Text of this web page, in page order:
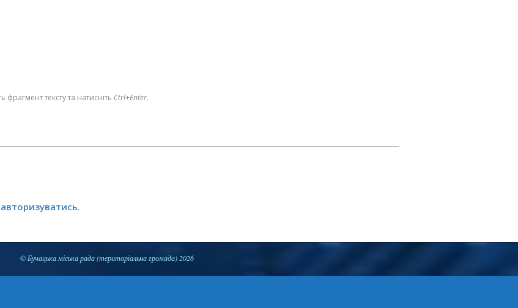
тексту та натисніть Ctrl+Enter.
авторизуватись.
© Бучацька міська рада (територіальна громада) 2026